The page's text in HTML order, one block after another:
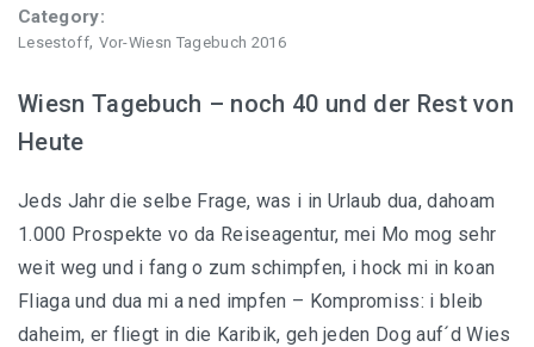
Category:
Lesestoff, Vor-Wiesn Tagebuch 2016
Wiesn Tagebuch – noch 40 und der Rest von
Heute
Jeds Jahr die selbe Frage, was i in Urlaub dua, dahoam
1.000 Prospekte vo da Reiseagentur, mei Mo mog sehr
weit weg und i fang o zum schimpfen, i hock mi in koan
Fliaga und dua mi a ned impfen – Kompromiss: i bleib
daheim, er fliegt in die Karibik, geh jeden Dog auf´d Wies